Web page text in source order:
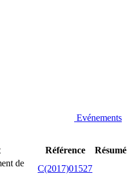
Evénements
Référence
Résumé
de
C(2017)01527